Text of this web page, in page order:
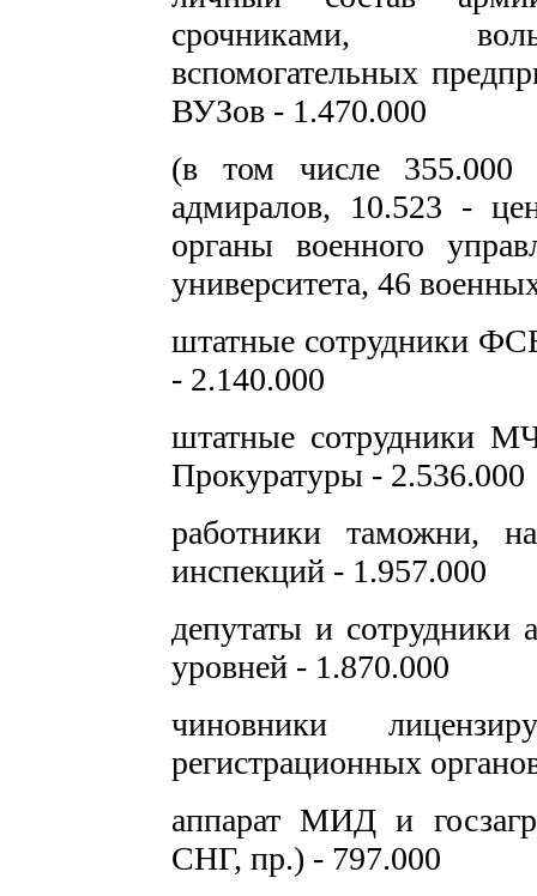
срочниками,
вспомогательных
ВУЗов - 1.470.000
(в том числе 355.000
адмиралов, 10.523 -
органы военного
университета, 46
штатные сотрудники
- 2.140.000
штатные
Прокуратуры - 2.536.000
работники таможни,
инспекций - 1.957.000
депутаты и сотрудники
уровней - 1.870.000
чиновники
регистрационных
аппарат МИД и
СНГ, пр.) - 797.000